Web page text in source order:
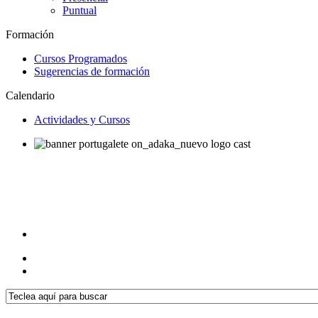
Puntual
Formación
Cursos Programados
Sugerencias de formación
Calendario
Actividades y Cursos